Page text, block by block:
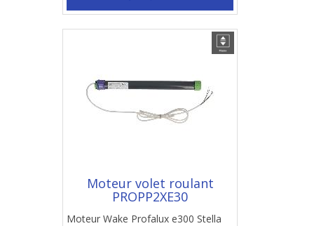
Moteur volet roulant
PROPP2XE30
Moteur Wake Profalux e300 Stella